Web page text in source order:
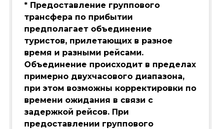
* Предоставление группового
трансфера по прибытии
предполагает объединение
туристов, прилетающих в разное
время и разными рейсами.
Объединение происходит в пределах
примерно двухчасового диапазона,
при этом возможны корректировки по
времени ожидания в связи с
задержкой рейсов. При
предоставлении группового